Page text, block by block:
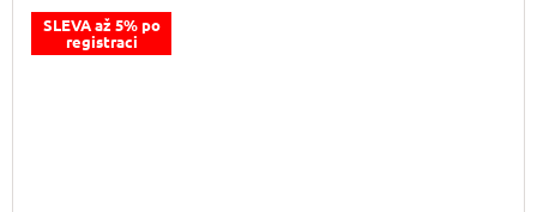
SLEVA až 5% po
registraci